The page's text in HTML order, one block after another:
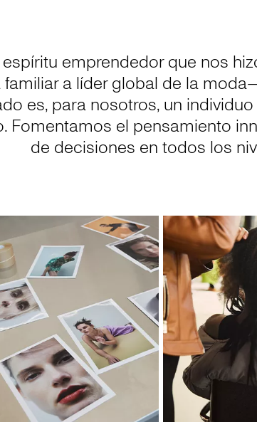
emprendedor que nos
a líder global de la
es, para nosotros, un
Fomentamos el pensamiento
de decisiones en todos los